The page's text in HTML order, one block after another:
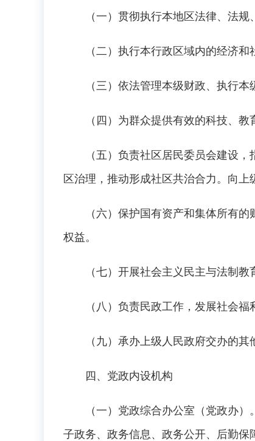
（一）贯彻执行本地区法律、法
（二）执行本行政区域内的经济
（三）依法管理本级财政、执行本
（四）为群众提供有效的科技、
（五）负责社区居民委员会建设
区治理，推动形成社区共治合力。向上
（六）保护国有资产和集体所有
权益。
（七）开展社会主义民主与法制
（八）负责民政工作，发展社会
（九）承办上级人民政府交办的其
四、党政内设机构
（一）党政综合办公室（党政办
子政务、政务信息、政务公开、后勤保